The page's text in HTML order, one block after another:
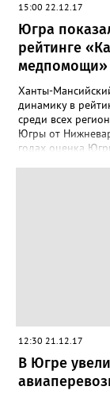
15:00 22.12.17
Югра
рейтинге
медпомощи»
Ханты-
динамику в
среди всех
Югры от
годах оценка
12:30 21.12.17
В Югре